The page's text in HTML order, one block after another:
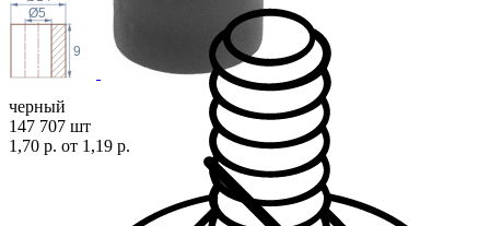
9
Ø5
черный
147 707 шт
1,70 р. от 1,19 р.